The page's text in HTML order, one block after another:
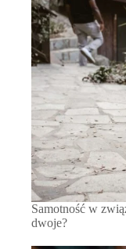
Samotność w
dwoje?